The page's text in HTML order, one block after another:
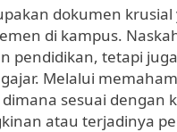
dokumen
di kampus.
pendidikan, tetapi
Melalui
sesuai
atau terjadinya